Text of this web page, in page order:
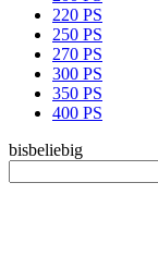
220 PS
250 PS
270 PS
300 PS
350 PS
400 PS
bisbeliebig